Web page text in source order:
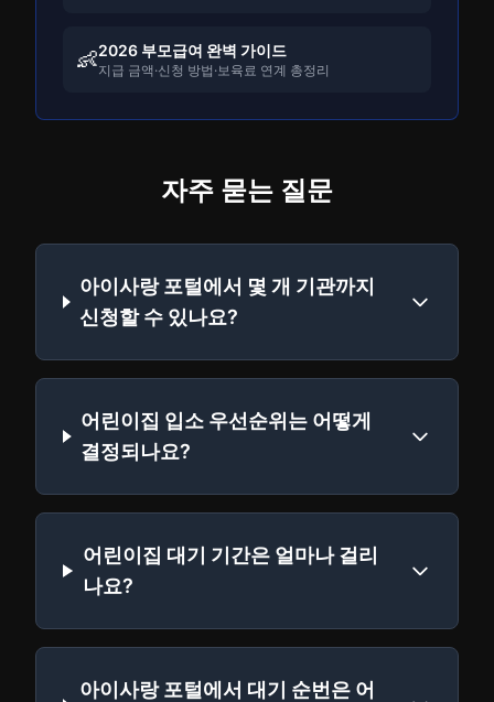
👶2026 부모급여 완벽 가이드
지급 금액·신청 방법·보육료 연계 총정리
자주 묻는 질문
아이사랑 포털에서 몇 개 기관까지
신청할 수 있나요?
어린이집 입소 우선순위는 어떻게
결정되나요?
어린이집 대기 기간은 얼마나 걸리
나요?
아이사랑 포털에서 대기 순번은 어